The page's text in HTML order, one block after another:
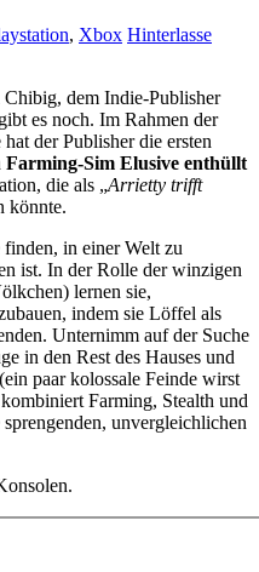
, Xbox Hinterlasse
dem Indie-Publisher
es noch. Im Rahmen der
der Publisher die ersten
Farming-Sim Elusive enthüllt
die als „Arrietty trifft
könnte.
in einer Welt zu
ist. In der Rolle der winzigen
lernen sie,
indem sie Löffel als
Unternimm auf der Suche
in den Rest des Hauses und
paar kolossale Feinde wirst
Farming, Stealth und
unvergleichlichen